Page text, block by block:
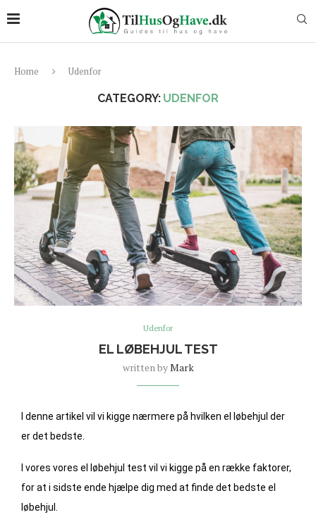
Home Udenfor
CATEGORY: UDENFOR
Udenfor
EL LØBEHJUL TEST
written byMark
I denne artikel vil vi kigge nærmere på hvilken el løbehjul der
er det bedste.
I vores vores el løbehjul test vil vi kigge på en række faktorer,
for at i sidste ende hjælpe dig med at finde det bedste el
løbehjul.